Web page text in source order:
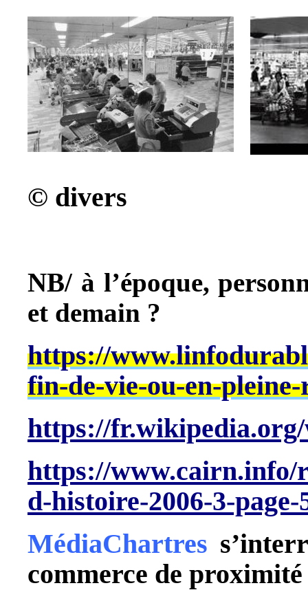
© divers
NB/ à l’époque,
et demain ?
https://
fin-de-vie-ou-en-
https://
https://www.cairn.info/
d-histoire-2006-3-
MédiaChartres
commerce de proximité